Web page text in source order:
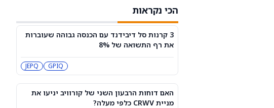
באוגוסט
3 קרנות סל דיבידנד עם הכנסה גבוהה
שעוברות את רף התשואה של 8%
GPIQ
JEPQ
האם דוחות הרבעון השני של קורוויב
יניעו את מניית CRWV כלפי מעלה?
הכי נקראות
3 קרנות סל דיבידנד עם הכנסה גבוהה שעוברות
את רף התשואה של 8%
GPIQ
JEPQ
האם דוחות הרבעון השני של קורוויב יניעו את
מניית CRWV כלפי מעלה?